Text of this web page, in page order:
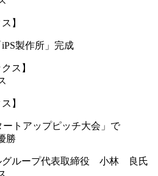
】
製作所」完成
】
トアップピッチ大会」で
勝